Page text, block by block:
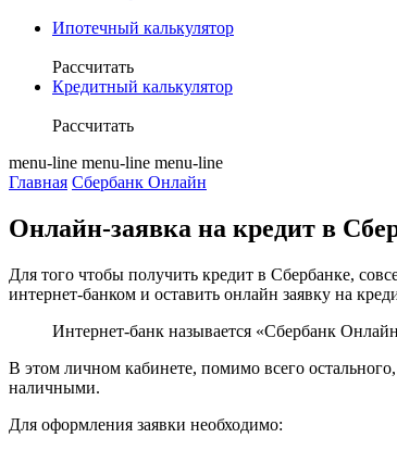
Ипотечный калькулятор
Рассчитать
Кредитный калькулятор
Рассчитать
menu-line menu-line menu-line
Главная Сбербанк Онлайн
Онлайн-заявка на кредит в
Для того чтобы получить кредит в Сбербанке,
интернет-банком и оставить онлайн заявку на
Интернет-банк называется «Сбербанк
В этом личном кабинете, помимо всего
наличными.
Для оформления заявки необходимо: